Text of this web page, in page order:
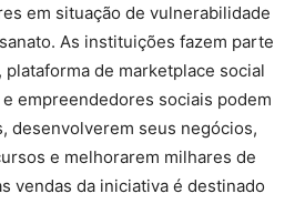
em situação de vulnerabilidade
As instituições fazem parte
plataforma de marketplace social
empreendedores sociais podem
desenvolverem seus negócios,
e melhorarem milhares de
vendas da iniciativa é destinado